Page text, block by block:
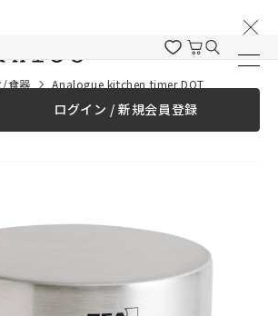
影響による配送遅延と停止について
ログイン / 新規会員登録
商品カテゴリー一覧
/食器 Analogue kitchen timer DOT
一緒に購入する